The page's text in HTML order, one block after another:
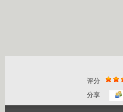
评分
分享